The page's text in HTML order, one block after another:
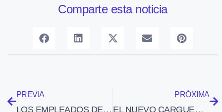
Comparte esta noticia
PREVIA
LOS EMPLEADOS DE GROUNDFORCE SE CONCENTRAN EN BILBAO Y ACUERDAN HACER HUELGA LOS DÍAS 21 Y 22
PRÓXIMA
EL NUEVO CARGUERO AIRBUS A330 ACUMULA 67 PEDIDOS EN FIRME